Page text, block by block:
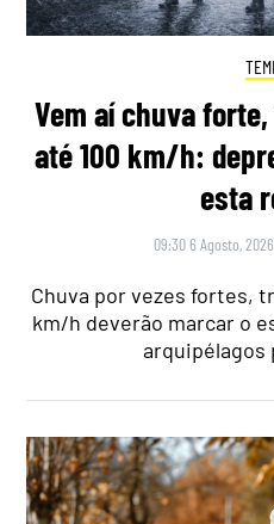
Vem aí chuva
até 100 km/h:
esta
09:30 6 Agosto, 2026
Chuva por vezes fortes,
km/h deverão marcar o
arquipélagos